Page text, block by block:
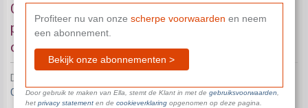
Gevolgen aanvullend pensioen bij wijziging
pensioeninstelling , paritair comité of bij
overgang van onderneming
Dit document is niet beschikbaar in je huidige abonnement.
Contacteer onsom je verder te helpen.
Profiteer nu van onze scherpe voorwaarden en neem
een abonnement.
Bekijk onze abonnementen >
Door gebruik te maken van Ella, stemt de Klant in met de gebruiksvoorwaarden
het privacy statementen de cookieverklaringopgenomen op deze pagina.